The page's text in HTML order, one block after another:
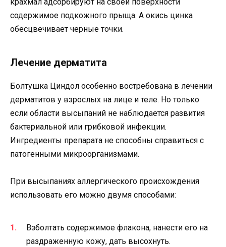
содержимое подкожного прыща. А окись цинка
обесцвечивает черные точки.
Лечение дерматита
Болтушка Циндол особенно востребована в лечении
дерматитов у взрослых на лице и теле. Но только
если области высыпаний не наблюдается развития
бактериальной или грибковой инфекции.
Ингредиенты препарата не способны справиться с
патогенными микроорганизмами.
При высыпаниях аллергического происхождения
использовать его можно двумя способами:
Взболтать содержимое флакона, нанести его на
раздраженную кожу, дать высохнуть.